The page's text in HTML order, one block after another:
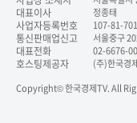
대표이사 정종태
사업자등록번호 107-81-
통신판매업신고 서울중구
대표전화 02-6676-
호스팅제공자
(주)한국경
Copyright© 한국경제TV. All